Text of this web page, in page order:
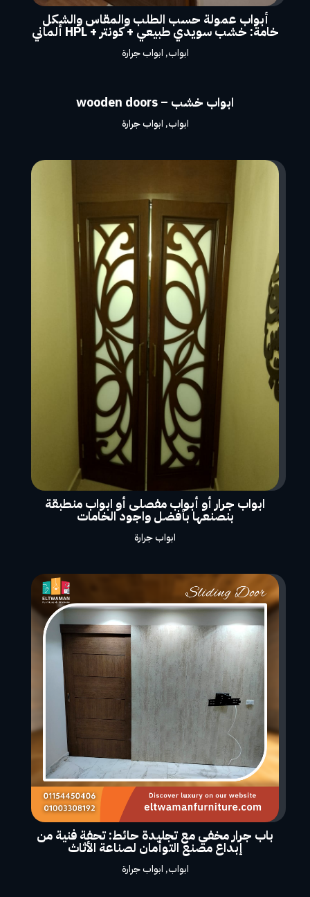
أبواب عمولة حسب الطلب والمقاس والشكل
خامة: خشب سويدي طبيعي + كونتر + HPL ألماني
ابواب, ابواب جرارة
ابواب خشب – wooden doors
ابواب, ابواب جرارة
ابواب جرار أو أبواب مفصلى أو ابواب منطبقة
بنصنعها بأفضل واجود الخامات
ابواب جرارة
باب جرار مخفي مع تجليدة حائط: تحفة فنية من
إبداع مصنع التوأمان لصناعة الأثاث
ابواب, ابواب جرارة